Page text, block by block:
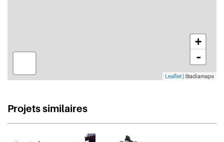
+
-
Leaflet | Stadiamaps
Projets similaires